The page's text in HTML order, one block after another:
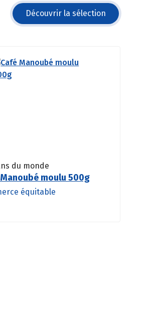
Découvrir la sélection
du monde
moulu 500g
équitable